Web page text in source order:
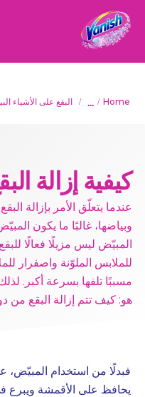
Home
... البقع على الأشياء
كيفية إزالة
عندما يتعلّق الأمر بإزالة
وبياضها، غالبًا ما يكون
المبيّض ليس مزيلًا فعالًا
للملابس الملوّنة واصفرار
مسببًا تلفها بسرعة أكبر.
هو: كيف تتم إزالة البقع
فبدلًا من استخدام
يحافظ على الأقمشة ويبرع